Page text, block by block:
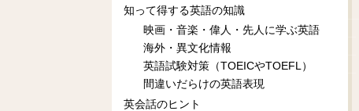
知って得する英語の知識
映画・音楽・偉人・先人に学ぶ英語
海外・異文化情報
英語試験対策（TOEICやTOEFL）
間違いだらけの英語表現
英会話のヒント